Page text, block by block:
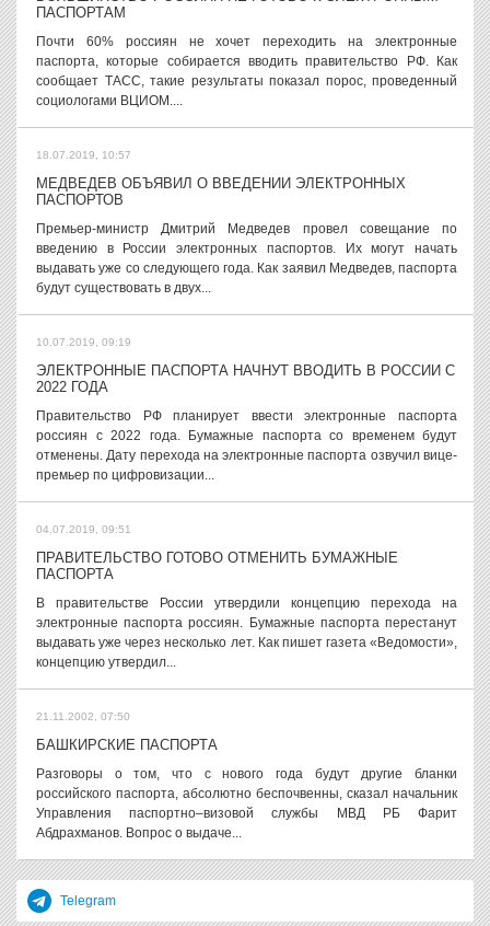
ПАСПОРТАМ
Почти 60% россиян не хочет переходить на электронные
паспорта, которые собирается вводить правительство РФ. Как
сообщает ТАСС, такие результаты показал порос, проведенный
социологами ВЦИОМ....
18.07.2019, 10:57
МЕДВЕДЕВ ОБЪЯВИЛ О ВВЕДЕНИИ ЭЛЕКТРОННЫХ
ПАСПОРТОВ
Премьер-министр Дмитрий Медведев провел совещание по
введению в России электронных паспортов. Их могут начать
выдавать уже со следующего года. Как заявил Медведев, паспорта
будут существовать в двух...
10.07.2019, 09:19
ЭЛЕКТРОННЫЕ ПАСПОРТА НАЧНУТ ВВОДИТЬ В РОССИИ С
2022 ГОДА
Правительство РФ планирует ввести электронные паспорта
россиян с 2022 года. Бумажные паспорта со временем будут
отменены. Дату перехода на электронные паспорта озвучил вице-
премьер по цифровизации...
04.07.2019, 09:51
ПРАВИТЕЛЬСТВО ГОТОВО ОТМЕНИТЬ БУМАЖНЫЕ
ПАСПОРТА
В правительстве России утвердили концепцию перехода на
электронные паспорта россиян. Бумажные паспорта перестанут
выдавать уже через несколько лет. Как пишет газета «Ведомости»,
концепцию утвердил...
21.11.2002, 07:50
БАШКИРСКИЕ ПАСПОРТА
Разговоры о том, что с нового года будут другие бланки
российского паспорта, абсолютно беспочвенны, сказал начальник
Управления паспортно–визовой службы МВД РБ Фарит
Абдрахманов. Вопрос о выдаче...
Telegram